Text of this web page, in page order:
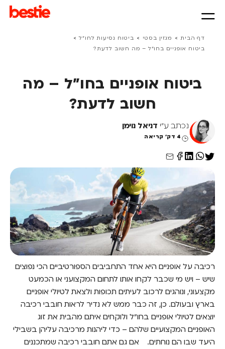
דף הבית > מגזין בסטי > ביטוח נסיעות לחו״ל >
ביטוח אופניים בחו"ל – מה חשוב לדעת?
ביטוח אופניים בחו"ל – מה
חשוב לדעת?
נכתב ע"י דניאל נוימן
4 דק' קריאה
רכיבה על אופניים היא אחד התחביבים הספורטיביים הכי נפוצים
שיש – ויש מי שכבר לקחו אותו לתחום המקצועני או הכמעט
מקצעוני, ונוהגים לרכוב לעיתים תכופות ולצאת לטיולי אופניים
בארץ ובעולם. כן, זה כבר ממש לא נדיר לראות חובבי רכיבה
יוצאים לטיולי אופניים בחו"ל ולוקחים איתם מהבית את זוג
האופניים המקצועיים שלהם – כדי ליהנות מרכיבה עליהן בשבילי
היעד שבו הם נוחתים.
אם גם אתם חובבי רכיבה שמתכננים